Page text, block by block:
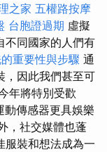
之家 五權路按摩
台胞證過期 虛擬
不同國家的人們有
重要性與步驟 通
，因此我們甚至可
年將特別受歡
動傳感器更具娛樂
，社交媒體也蓬
服裝和想法成為一